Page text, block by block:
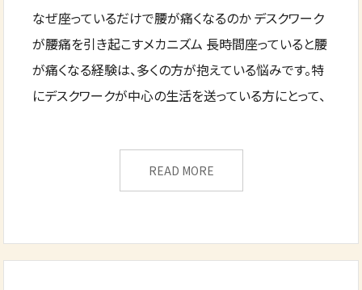
なぜ座っているだけで腰が痛くなるのか デスクワーク
が腰痛を引き起こすメカニズム 長時間座っていると腰
が痛くなる経験は、多くの方が抱えている悩みです。特
にデスクワークが中心の生活を送っている方にとって、
READ MORE